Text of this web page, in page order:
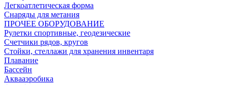
Легкоатлетическая форма
Снаряды для метания
ПРОЧЕЕ ОБОРУДОВАНИЕ
Рулетки спортивные, геодезические
Счетчики рядов, кругов
Стойки, стеллажи для хранения инвентаря
Плавание
Бассейн
Аквааэробика